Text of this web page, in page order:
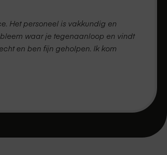
Het personeel is vakkundig en
waar je tegenaanloop en vindt
en ben fijn geholpen. Ik kom